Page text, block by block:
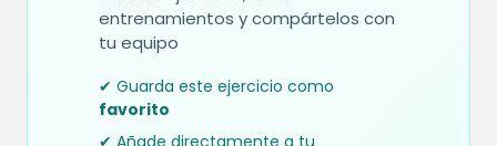
entrenamientos y compártelos con
tu equipo
✔ Guarda este ejercicio como
favorito
✔ Añade directamente a tu